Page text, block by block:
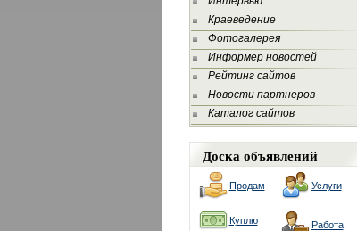
Краеведение
Фотогалерея
Информер новостей
Рейтинг сайтов
Новости партнеров
Каталог сайтов
Доска объявлений
Продам Услуги
Куплю Работа